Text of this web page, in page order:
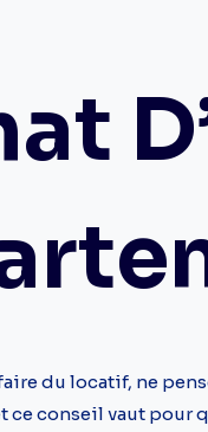
du locatif, ne
ce conseil vaut pour